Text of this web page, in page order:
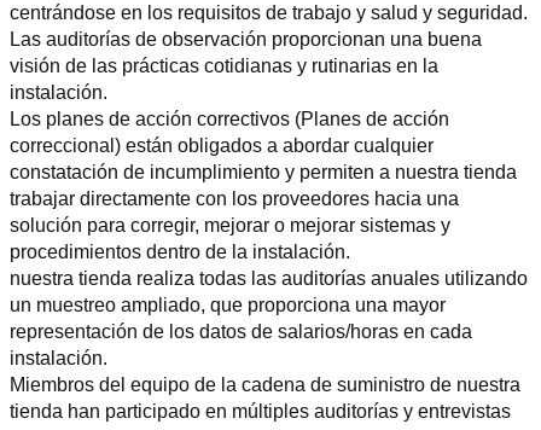
centrándose en los requisitos de trabajo y salud y seguridad.
Las auditorías de observación proporcionan una buena
visión de las prácticas cotidianas y rutinarias en la
instalación.
Los planes de acción correctivos (Planes de acción
correccional) están obligados a abordar cualquier
constatación de incumplimiento y permiten a nuestra tienda
trabajar directamente con los proveedores hacia una
solución para corregir, mejorar o mejorar sistemas y
procedimientos dentro de la instalación.
nuestra tienda realiza todas las auditorías anuales utilizando
un muestreo ampliado, que proporciona una mayor
representación de los datos de salarios/horas en cada
instalación.
Miembros del equipo de la cadena de suministro de nuestra
tienda han participado en múltiples auditorías y entrevistas